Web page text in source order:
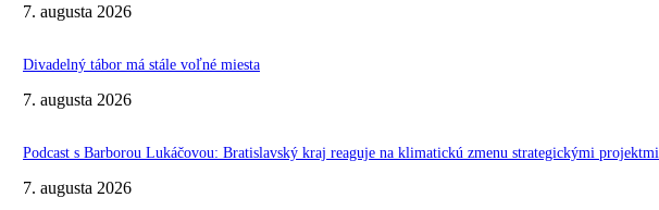
7. augusta 2026
Divadelný tábor má stále voľné miesta
7. augusta 2026
Podcast s Barborou Lukáčovou: Bratislavský kraj reaguje na klimatickú zmenu strategickými projektmi.
7. augusta 2026